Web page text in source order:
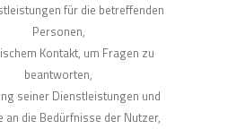
für die betreffenden
Personen,
Kontakt, um Fragen zu
beantworten,
seiner Dienstleistungen und
an die Bedürfnisse der Nutzer,